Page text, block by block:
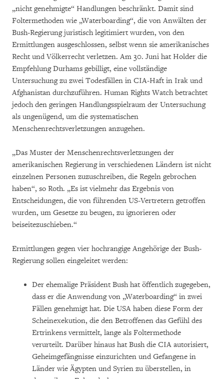
„nicht genehmigte“ Handlungen beschränkt. Damit sind
Foltermethoden wie „Waterboarding“, die von Anwälten der
Bush-Regierung juristisch legitimiert wurden, von den
Ermittlungen ausgeschlossen, selbst wenn sie amerikanisches
Recht und Völkerrecht verletzen. Am 30. Juni hat Holder die
Empfehlung Durhams gebilligt, eine vollständige
Untersuchung zu zwei Todesfällen in CIA-Haft in Irak und
Afghanistan durchzuführen. Human Rights Watch betrachtet
jedoch den geringen Handlungsspielraum der Untersuchung
als ungenügend, um die systematischen
Menschenrechtsverletzungen anzugehen.
„Das Muster der Menschenrechtsverletzungen der
amerikanischen Regierung in verschiedenen Ländern ist nicht
einzelnen Personen zuzuschreiben, die Regeln gebrochen
haben“, so Roth. „Es ist vielmehr das Ergebnis von
Entscheidungen, die von führenden US-Vertretern getroffen
wurden, um Gesetze zu beugen, zu ignorieren oder
beiseitezuschieben.“
Ermittlungen gegen vier hochrangige Angehörige der Bush-
Regierung sollen eingeleitet werden:
Der ehemalige Präsident Bush hat öffentlich zugegeben,
dass er die Anwendung von „Waterboarding“ in zwei
Fällen genehmigt hat. Die USA haben diese Form der
Scheinexekution, die den Betroffenen das Gefühl des
Ertrinkens vermittelt, lange als Foltermethode
verurteilt. Darüber hinaus hat Bush die CIA autorisiert,
Geheimgefängnisse einzurichten und Gefangene in
Länder wie Ägypten und Syrien zu überstellen, in